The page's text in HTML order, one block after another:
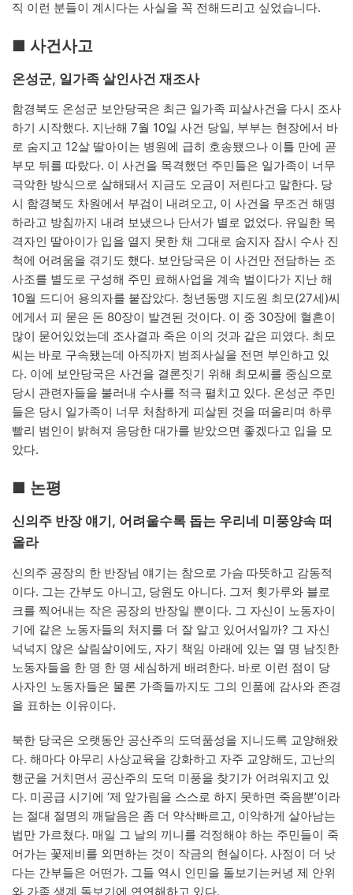
직 이런 분들이 계시다는 사실을 꼭 전해드리고 싶었습니다.
■ 사건사고
온성군, 일가족 살인사건 재조사
함경북도 온성군 보안당국은 최근 일가족 피살사건을 다시 조사
하기 시작했다. 지난해 7월 10일 사건 당일, 부부는 현장에서 바
로 숨지고 12살 딸아이는 병원에 급히 호송됐으나 이틀 만에 곧
부모 뒤를 따랐다. 이 사건을 목격했던 주민들은 일가족이 너무
극악한 방식으로 살해돼서 지금도 오금이 저린다고 말한다. 당
시 함경북도 차원에서 부검이 내려오고, 이 사건을 무조건 해명
하라고 방침까지 내려 보냈으나 단서가 별로 없었다. 유일한 목
격자인 딸아이가 입을 열지 못한 채 그대로 숨지자 잠시 수사 진
척에 어려움을 겪기도 했다. 보안당국은 이 사건만 전담하는 조
사조를 별도로 구성해 주민 료해사업을 계속 벌이다가 지난 해
10월 드디어 용의자를 붙잡았다. 청년동맹 지도원 최모(27세)씨
에게서 피 묻은 돈 80장이 발견된 것이다. 이 중 30장에 혈흔이
많이 묻어있었는데 조사결과 죽은 이의 것과 같은 피였다. 최모
씨는 바로 구속됐는데 아직까지 범죄사실을 전면 부인하고 있
다. 이에 보안당국은 사건을 결론짓기 위해 최모씨를 중심으로
당시 관련자들을 불러내 수사를 적극 펼치고 있다. 온성군 주민
들은 당시 일가족이 너무 처참하게 피살된 것을 떠올리며 하루
빨리 범인이 밝혀져 응당한 대가를 받았으면 좋겠다고 입을 모
았다.
■ 논평
신의주 반장 얘기, 어려울수록 돕는 우리네 미풍양속 떠
올라
신의주 공장의 한 반장님 얘기는 참으로 가슴 따뜻하고 감동적
이다. 그는 간부도 아니고, 당원도 아니다. 그저 횟가루와 블로
크를 찍어내는 작은 공장의 반장일 뿐이다. 그 자신이 노동자이
기에 같은 노동자들의 처지를 더 잘 알고 있어서일까? 그 자신
넉넉지 않은 살림살이에도, 자기 책임 아래에 있는 열 명 남짓한
노동자들을 한 명 한 명 세심하게 배려한다. 바로 이런 점이 당
사자인 노동자들은 물론 가족들까지도 그의 인품에 감사와 존경
을 표하는 이유이다.
북한 당국은 오랫동안 공산주의 도덕품성을 지니도록 교양해왔
다. 해마다 아무리 사상교육을 강화하고 자주 교양해도, 고난의
행군을 거치면서 공산주의 도덕 미풍을 찾기가 어려워지고 있
다. 미공급 시기에 ‘제 앞가림을 스스로 하지 못하면 죽음뿐’이라
는 절대 절명의 깨달음은 좀 더 약삭빠르고, 이악하게 살아남는
법만 가르쳤다. 매일 그 날의 끼니를 걱정해야 하는 주민들이 죽
어가는 꽃제비를 외면하는 것이 작금의 현실이다. 사정이 더 낫
다는 간부들은 어떤가. 그들 역시 인민을 돌보기는커녕 제 안위
와 가족 생계 돌보기에 연연해하고 있다.